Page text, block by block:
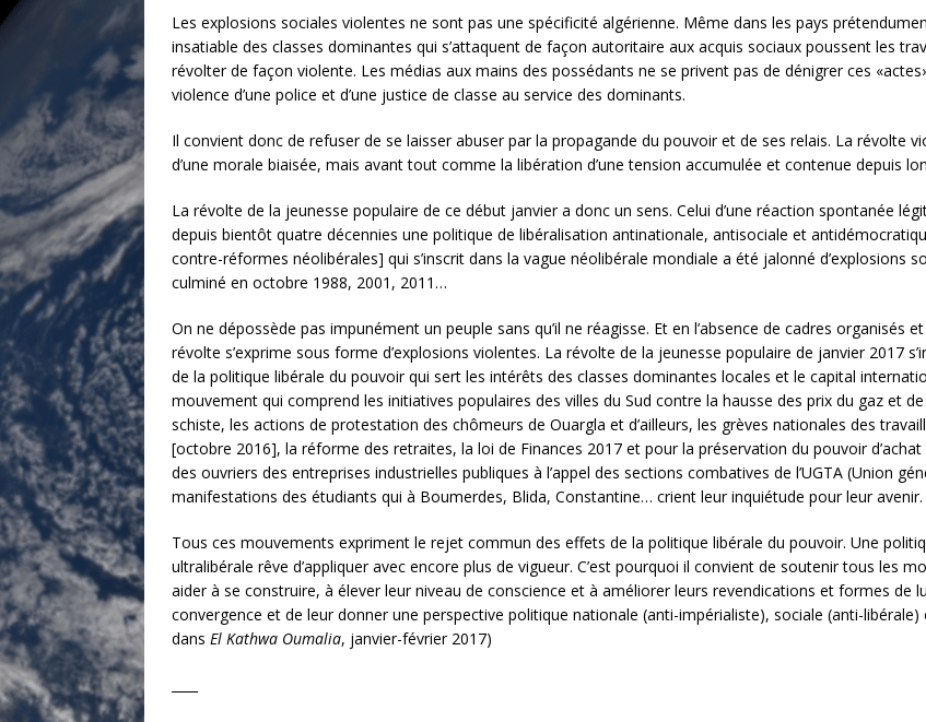
Les explosions sociales violentes ne sont pas une spécificité algérienne. Même dans les pays
insatiable des classes dominantes qui s’attaquent de façon autoritaire aux acquis sociaux poussent les
révolter de façon violente. Les médias aux mains des possédants ne se privent pas de dénigrer ces
violence d’une police et d’une justice de classe au service des dominants.
Il convient donc de refuser de se laisser abuser par la propagande du pouvoir et de ses relais. La révolte
d’une morale biaisée, mais avant tout comme la libération d’une tension accumulée et contenue depuis
La révolte de la jeunesse populaire de ce début janvier a donc un sens. Celui d’une réaction spontanée
depuis bientôt quatre décennies une politique de libéralisation antinationale, antisociale et
contre-réformes néolibérales] qui s’inscrit dans la vague néolibérale mondiale a été jalonné d’explosions
culminé en octobre 1988, 2001, 2011…
On ne dépossède pas impunément un peuple sans qu’il ne réagisse. Et en l’absence de cadres organisés
révolte s’exprime sous forme d’explosions violentes. La révolte de la jeunesse populaire de janvier 2017
de la politique libérale du pouvoir qui sert les intérêts des classes dominantes locales et le capital
mouvement qui comprend les initiatives populaires des villes du Sud contre la hausse des prix du gaz et
schiste, les actions de protestation des chômeurs de Ouargla et d’ailleurs, les grèves nationales des
[octobre 2016], la réforme des retraites, la loi de Finances 2017 et pour la préservation du pouvoir
des ouvriers des entreprises industrielles publiques à l’appel des sections combatives de l’UGTA (Union
manifestations des étudiants qui à Boumerdes, Blida, Constantine… crient leur inquiétude pour leur avenir.
Tous ces mouvements expriment le rejet commun des effets de la politique libérale du pouvoir. Une
ultralibérale rêve d’appliquer avec encore plus de vigueur. C’est pourquoi il convient de soutenir tous les
aider à se construire, à élever leur niveau de conscience et à améliorer leurs revendications et formes de
convergence et de leur donner une perspective politique nationale (anti-impérialiste), sociale (anti-
dans El Kathwa Oumalia, janvier-février 2017)